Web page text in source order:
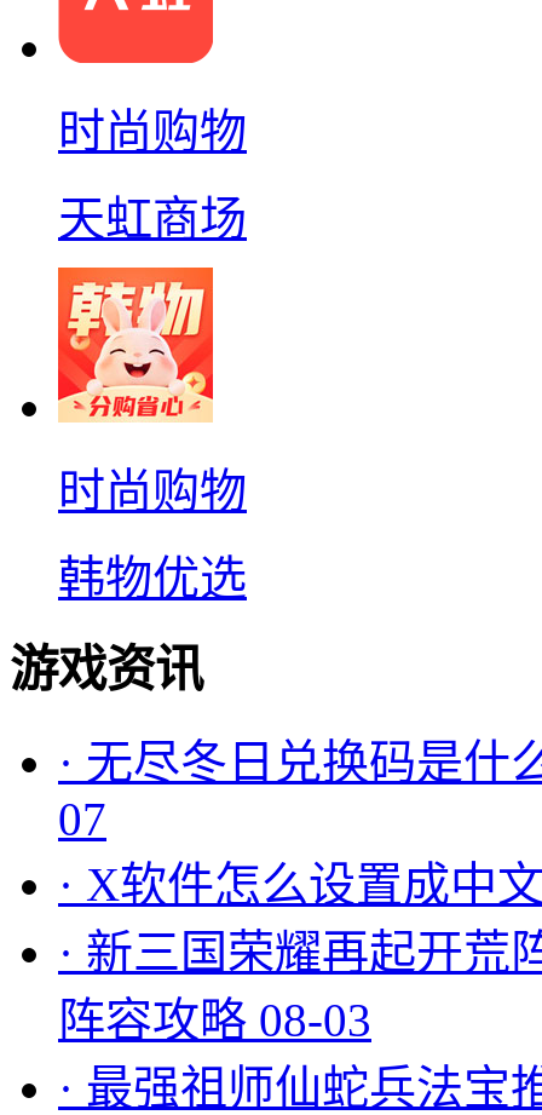
时尚购物
天虹商场
时尚购物
韩物优选
游戏资讯
· 无尽冬日兑换码是什
07
· X软件怎么设置成中
· 新三国荣耀再起开荒
阵容攻略 08-03
· 最强祖师仙蛇兵法宝